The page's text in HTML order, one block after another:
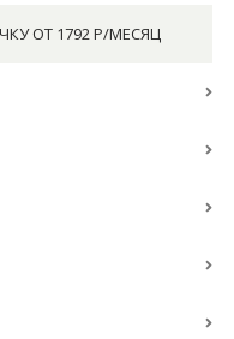
ОТ 1792 Р/МЕСЯЦ